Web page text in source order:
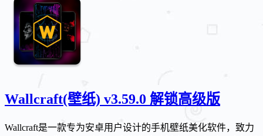
Wallcraft(壁纸) v3.59.0 解锁高级版
Wallcraft是一款专为安卓用户设计的手机壁纸美化软件，致力